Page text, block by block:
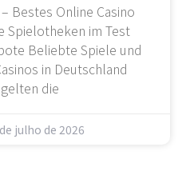
Bestes Online Casino
Spielotheken im Test
Beliebte Spiele und
in Deutschland
die
julho de 2026